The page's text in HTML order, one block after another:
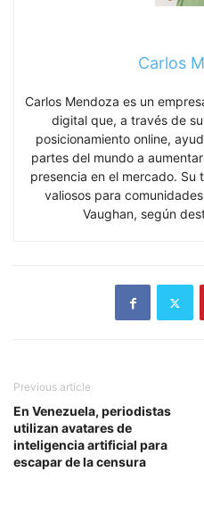
Carlos
Carlos Mendoza es un
digital que, a través de
posicionamiento online,
partes del mundo a
presencia en el mercado. Su
valiosos para
Vaughan, según
Previous article
En Venezuela, periodistas
utilizan avatares de
inteligencia artificial para
escapar de la censura